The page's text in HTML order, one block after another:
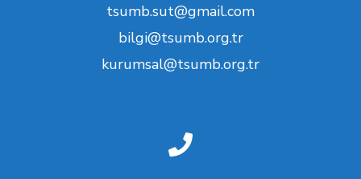
tsumb.sut@gmail.com
bilgi@tsumb.org.tr
kurumsal@tsumb.org.tr